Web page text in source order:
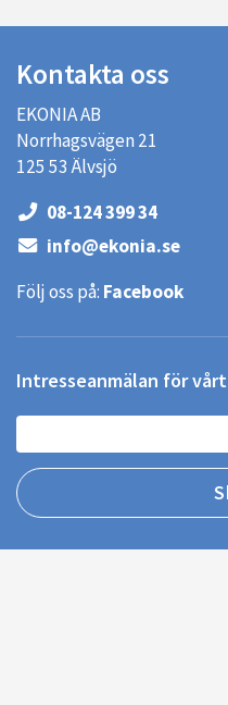
Kontakta oss
EKONIA AB
Norrhagsvägen 21
125 53 Älvsjö
08-124 399 34
info@ekonia.se
Följ oss på: Facebook
Intresseanmälan för